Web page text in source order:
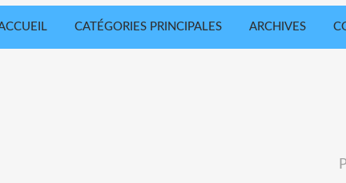
CATÉGORIES PRINCIPALES ARCHIVES